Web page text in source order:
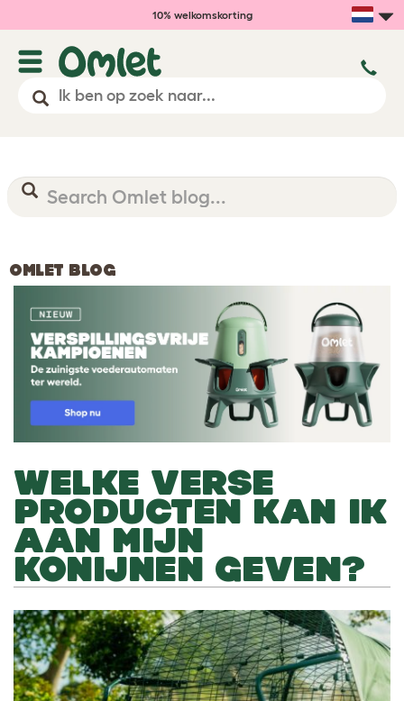
10% welkomskorting
OMLET BLOG
WELKE VERSE
PRODUCTEN KAN IK
AAN MIJN
KONIJNEN GEVEN?